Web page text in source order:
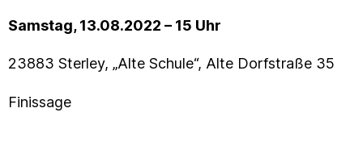
Samstag, 13.08.2022 – 15 Uhr
23883 Sterley, „Alte Schule“, Alte Dorfstraße 35
Finissage